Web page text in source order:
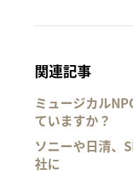
関連記事
ミュージカル
ていますか？
ソニーや日清、
社に